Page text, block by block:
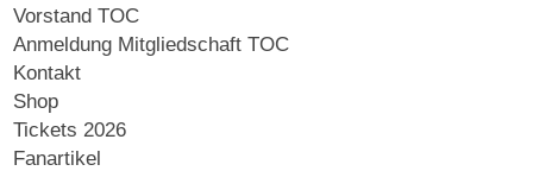
Vorstand TOC
Anmeldung Mitgliedschaft TOC
Kontakt
Shop
Tickets 2026
Fanartikel